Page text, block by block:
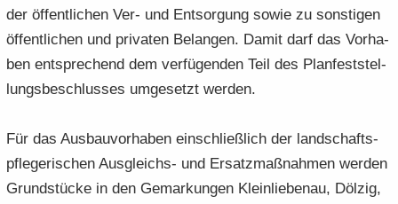
der öf­fent­li­chen Ver- und Ent­sor­gung sowie zu sons­ti­gen
öf­fent­li­chen und pri­va­ten Be­lan­gen. Damit darf das Vor­ha­
ben ent­spre­chend dem ver­fü­gen­den Teil des Plan­fest­stel­
lungs­be­schlus­ses um­ge­setzt wer­den.
Für das Aus­bau­vor­ha­ben ein­schließ­lich der land­schafts­
pfle­ge­ri­schen Ausgleichs-​ und Er­satz­maß­nah­men wer­den
Grund­stü­cke in den Ge­mar­kun­gen Klein­lie­be­nau, Döl­zig,